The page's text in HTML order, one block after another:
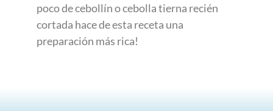
poco de cebollín o cebolla tierna recién
cortada hace de esta receta una
preparación más rica!